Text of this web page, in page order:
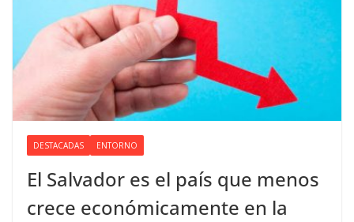
DESTACADAS ENTORNO
El Salvador es el país que menos
crece económicamente en la